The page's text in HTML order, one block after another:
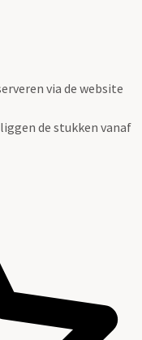
via de website
de stukken vanaf